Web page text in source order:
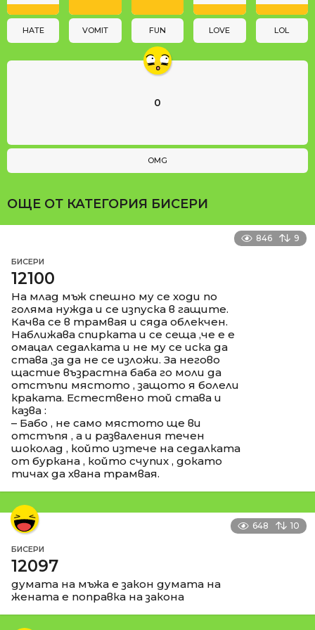
o
HATE VOMIT FUN LOVE LOL
0
OMG
ОЩЕ ОТ КАТЕГОРИЯ БИСЕРИ
846 9
БИСЕРИ
12100
На млад мъж спешно му се ходи по
голяма нужда и се изпуска в гащите.
Качва се в трамвая и сяда облекчен.
Наближава спирката и се сеща ,че е е
омацал седалката и не му се иска да
става ,за да не се изложи. За негово
щастие възрастна баба го моли да
отстъпи мястото , защото я болели
краката. Естествено той става и
казва :
– Бабо , не само мястото ще ви
отстъпя , а и разваления течен
шоколад , който изтече на седалката
от буркана , който счупих , докато
тичах да хвана трамвая.
648 10
БИСЕРИ
12097
думата на мъжа е закон думата на
жената е поправка на закона